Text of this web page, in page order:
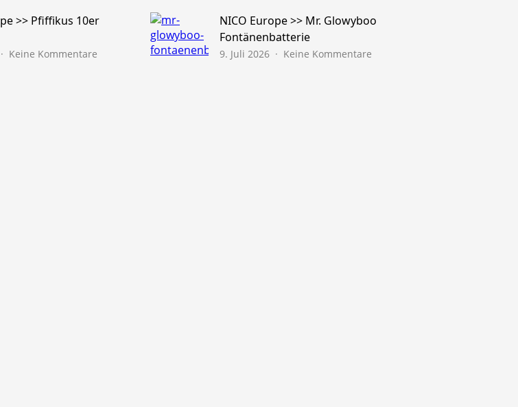
>> Pfiffikus 10er
Keine Kommentare
NICO Europe >> Mr. Glowyboo
Fontänenbatterie
9. Juli 2026 Keine Kommentare